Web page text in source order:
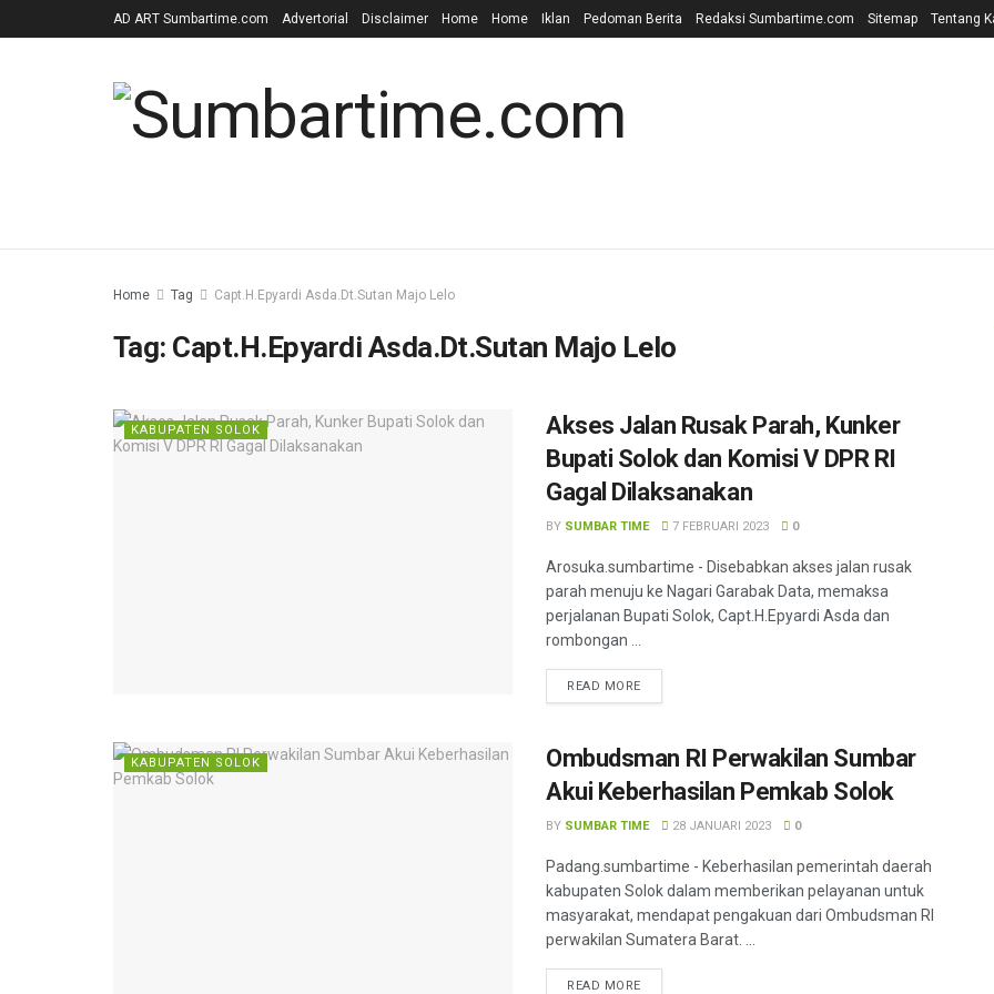
AD ART Sumbartime.com Advertorial Disclaimer Home Home Iklan Pedoman Berita Redaksi Sumbartime.com Sitemap Tentang
Home Tag Capt.H.Epyardi Asda.Dt.Sutan Majo Lelo
Tag: Capt.H.Epyardi Asda.Dt.Sutan Majo Lelo
KABUPATEN SOLOK
Akses Jalan Rusak Parah, Kunker
Bupati Solok dan Komisi V DPR RI
Gagal Dilaksanakan
BY SUMBAR TIME 7 FEBRUARI 2023 0
Arosuka.sumbartime - Disebabkan akses jalan rusak
parah menuju ke Nagari Garabak Data, memaksa
perjalanan Bupati Solok, Capt.H.Epyardi Asda dan
rombongan ...
READ MORE
KABUPATEN SOLOK
Ombudsman RI Perwakilan Sumbar
Akui Keberhasilan Pemkab Solok
BY SUMBAR TIME 28 JANUARI 2023 0
Padang.sumbartime - Keberhasilan pemerintah daerah
kabupaten Solok dalam memberikan pelayanan untuk
masyarakat, mendapat pengakuan dari Ombudsman RI
perwakilan Sumatera Barat. ...
READ MORE